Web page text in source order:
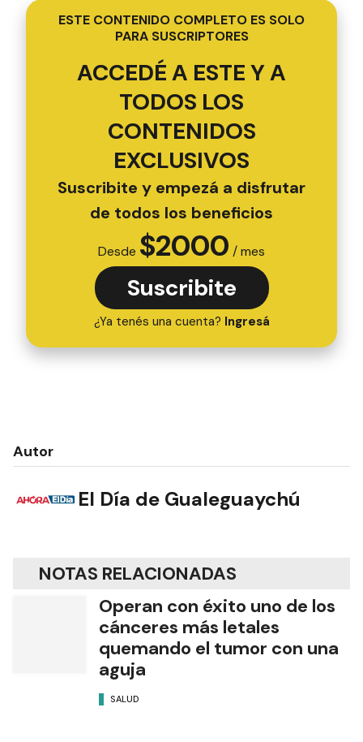
ESTE CONTENIDO COMPLETO ES SOLO
PARA SUSCRIPTORES
ACCEDÉ A ESTE Y A
TODOS LOS
CONTENIDOS
EXCLUSIVOS
Suscribite y empezá a disfrutar
de todos los beneficios
Desde $2000 / mes
Suscribite
¿Ya tenés una cuenta? Ingresá
Autor
El Día de Gualeguaychú
NOTAS RELACIONADAS
Operan con éxito uno de los
cánceres más letales
quemando el tumor con una
aguja
SALUD